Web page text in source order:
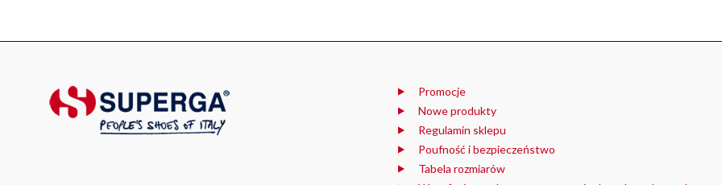
można
produktu
można
produktu
można
Promocje
Nowe produkty
Regulamin sklepu
Poufność i bezpieczeństwo
Tabela rozmiarów